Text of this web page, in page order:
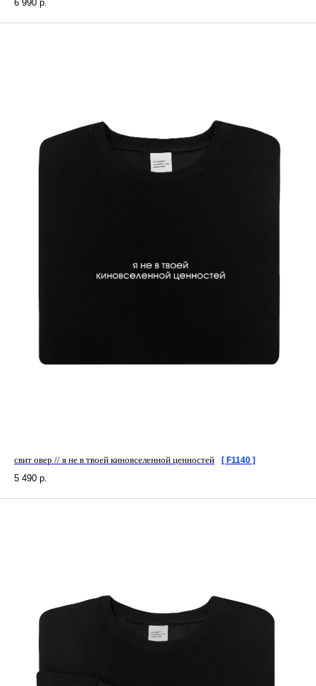
6 990 р.
свит овер // я не в твоей киновселенной ценностей [ F1140 ]
5 490 р.